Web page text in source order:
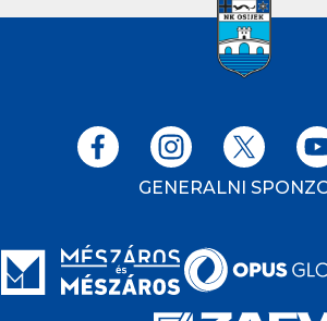
GENERALNI